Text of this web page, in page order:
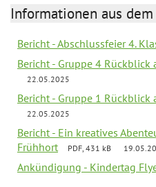
Informationen aus
Bericht - Abschlussfeier 4.
Bericht - Gruppe 4 Rückblick
22.05.2025
Bericht - Gruppe 1 Rückblick
22.05.2025
Bericht - Ein kreatives
Frühhort
PDF, 431 kB
Ankündigung - Kindertag